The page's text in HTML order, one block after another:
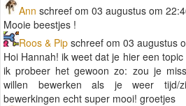
Ann schreef om 03 augustus om
Mooie beestjes !
Roos & Pip schreef om 03 augustus
Hoi Hannah! ik weet dat je hier een
ik probeer het gewoon zo: zou je
willen bewerken als je weer tijd/
bewerkingen echt super mooi! groetjes